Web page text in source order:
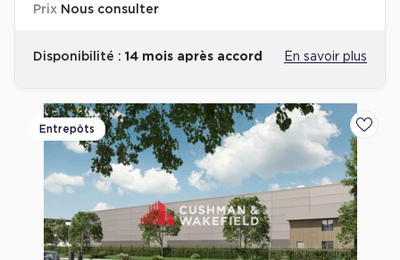
Prix Nous consulter
Disponibilité : 14 mois après accord En savoir plus
Entrepôts